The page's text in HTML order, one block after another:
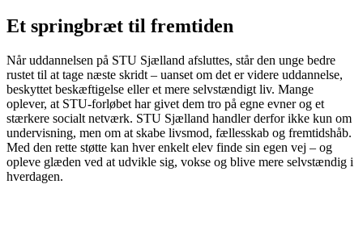
Et springbræt til fremtiden
Når uddannelsen på STU Sjælland afsluttes, står den unge bedre
rustet til at tage næste skridt – uanset om det er videre uddannelse,
beskyttet beskæftigelse eller et mere selvstændigt liv. Mange
oplever, at STU-forløbet har givet dem tro på egne evner og et
stærkere socialt netværk. STU Sjælland handler derfor ikke kun om
undervisning, men om at skabe livsmod, fællesskab og fremtidshåb.
Med den rette støtte kan hver enkelt elev finde sin egen vej – og
opleve glæden ved at udvikle sig, vokse og blive mere selvstændig i
hverdagen.